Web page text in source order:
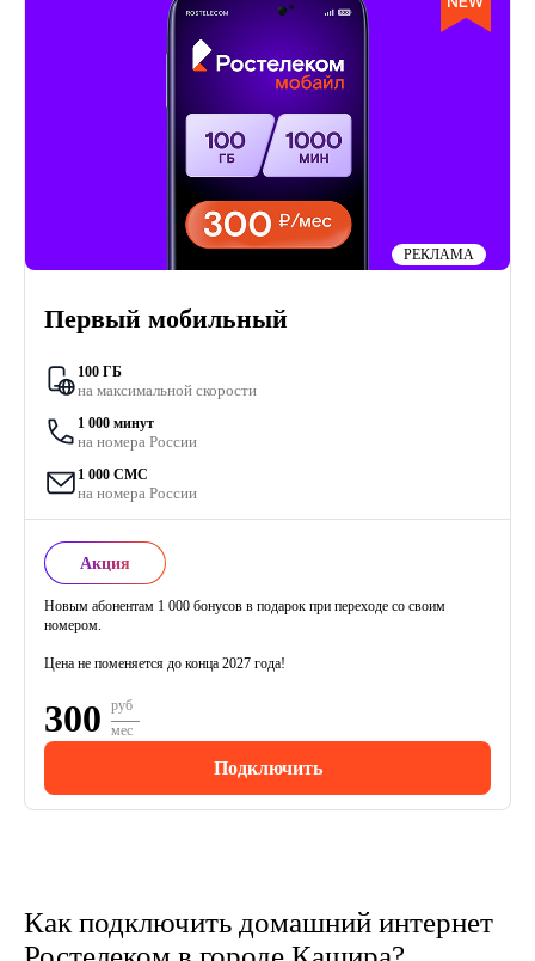
Первый мобильный
100 ГБ
на максимальной скорости
1 000 минут
на номера России
1 000 СМС
на номера России
Акция
Новым абонентам 1 000 бонусов в подарок при переходе со своим
номером.
Цена не поменяется до конца 2027 года!
300
руб
мес
Подключить
РЕКЛАМА
Как подключить домашний интернет